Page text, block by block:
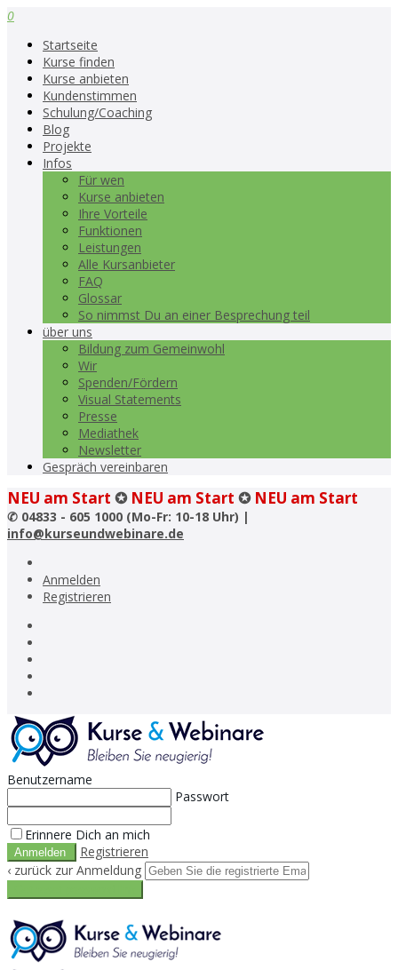
0
Startseite
Kurse finden
Kurse anbieten
Kundenstimmen
Schulung/Coaching
Blog
Projekte
Infos
Für wen
Kurse anbieten
Ihre Vorteile
Funktionen
Leistungen
Alle Kursanbieter
FAQ
Glossar
So nimmst Du an einer Besprechung teil
über uns
Bildung zum Gemeinwohl
Wir
Spenden/Fördern
Visual Statements
Presse
Mediathek
Newsletter
Gespräch vereinbaren
NEU am Start ✪ NEU am Start ✪ NEU am Start
✆ 04833 - 605 1000 (Mo-Fr: 10-18 Uhr) |
info@kurseundwebinare.de
Anmelden
Registrieren
Benutzername
Passwort
Erinnere Dich an mich
Registrieren
‹ zurück zur Anmeldung